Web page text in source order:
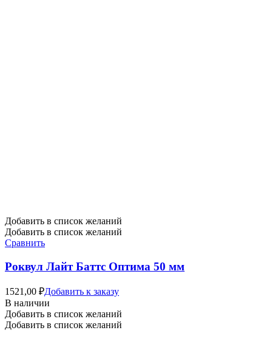
Добавить в список желаний
Добавить в список желаний
Сравнить
Роквул Лайт Баттс Оптима 50 мм
1521,00 ₽Добавить к заказу
В наличии
Добавить в список желаний
Добавить в список желаний